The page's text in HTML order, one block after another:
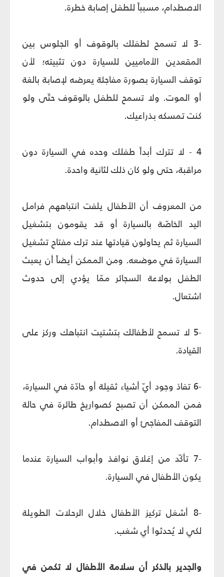
الاصطدام، مسبباً للطفل إصابة خطرة.
-3 لا تسمح لطفلك بالوقوف أو الجلوس بين
المقعدين الأماميين للسيارة دون تثبيته؛ لأن
توقف السيارة بصورة مفاجئة يعرضه لإصابة بالغة
أو الموت. ولا تسمح للطفل بالوقوف حتّى ولو
كنت تمسكه بذراعيك.
4 - لا تترك أبداً طفلك وحده في السيارة دون
مراقبة، حتى ولو كان ذلك لثانية واحدة.
من المعروف أن الأطفال يلفت انتباههم فرامل
اليد الخاصّة بالسيارة أو قد يقومون بتشغيل
السيارة ثم يحاولون قيادتها عند ترك مفتاح تشغيل
السيارة في موضعه. ومن الممكن أيضاً أن يعبث
الطفل بولاعة السجائر ممّا يؤدي إلى حدوث
اشتعال.
-5 لا تسمح لأطفالك بتشتيت انتباهك وركز على
القيادة.
-6 تفادَ وجود أيّ أشياء ثقيلة أو حادّة في السيارة،
فمن الممكن أن تصبح كصواريخ طائرة في حالة
التوقف المفاجئ أو الاصطدام.
-7 تأكّد من إغلاق نوافذ وأبواب السيارة عندما
يكون الأطفال في السيارة.
-8 أشغل تركيز الأطفال خلال الرحلات الطويلة
لكي لا يُحدثوا أي شغب.
والجدير بالذكر أن سلامة الأطفال لا تكمن في